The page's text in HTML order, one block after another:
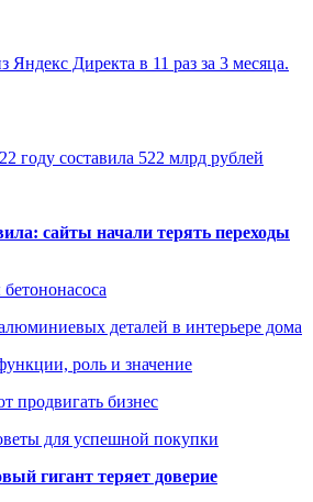
Яндекс Директа в 11 раз за 3 месяца.
году составила 522 млрд рублей
сайты начали терять переходы
деталей в интерьере дома
роль и значение
продвигать бизнес
для успешной покупки
гигант теряет доверие